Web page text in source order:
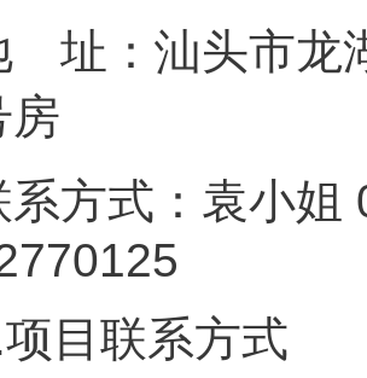
址：汕头市龙
系方式：袁小姐
项目联系方式